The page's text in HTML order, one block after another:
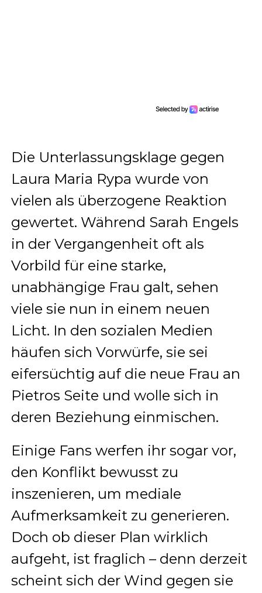
Die Unterlassungsklage gegen
Laura Maria Rypa wurde von
vielen als überzogene Reaktion
gewertet. Während Sarah Engels
in der Vergangenheit oft als
Vorbild für eine starke,
unabhängige Frau galt, sehen
viele sie nun in einem neuen
Licht. In den sozialen Medien
häufen sich Vorwürfe, sie sei
eifersüchtig auf die neue Frau an
Pietros Seite und wolle sich in
deren Beziehung einmischen.
Einige Fans werfen ihr sogar vor,
den Konflikt bewusst zu
inszenieren, um mediale
Aufmerksamkeit zu generieren.
Doch ob dieser Plan wirklich
aufgeht, ist fraglich – denn derzeit
scheint sich der Wind gegen sie